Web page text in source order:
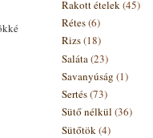
Rakott ételek(45)
Rétes(6)
Rizs(18)
Saláta (23)
Savanyúság (1)
Sertés(73)
Sütő nélkül (36)
Sütőtök (4)